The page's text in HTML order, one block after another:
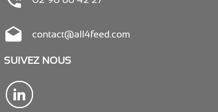
contact@all4feed.com
SUIVEZ NOUS